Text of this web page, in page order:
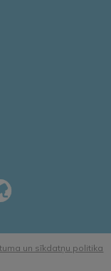
un sīkdatņu politika